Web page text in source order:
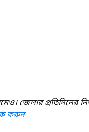
জেলার
করুন